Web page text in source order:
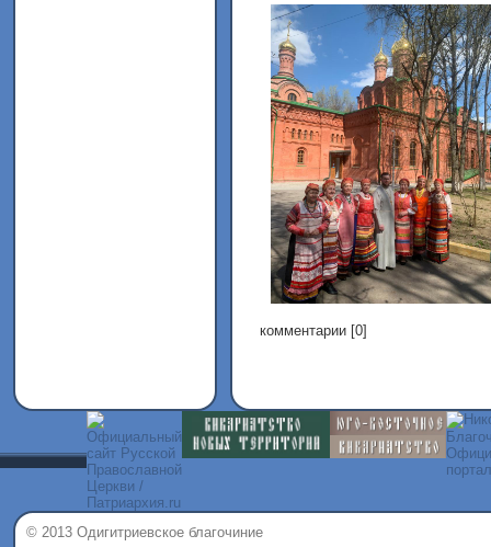
комментарии [0]
© 2013 Одигитриевское благочиние